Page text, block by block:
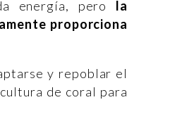
energía, pero la
proporciona
y repoblar el
de coral para